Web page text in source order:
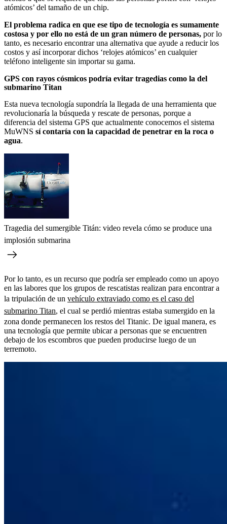
atómicos’ del tamaño de un chip.
El problema radica en que ese tipo de tecnología es sumamente
costosa y por ello no está de un gran número de personas, por lo
tanto, es necesario encontrar una alternativa que ayude a reducir los
costos y así incorporar dichos ‘relojes atómicos’ en cualquier
teléfono inteligente sin importar su gama.
GPS con rayos cósmicos podría evitar tragedias como la del
submarino Titan
Esta nueva tecnología supondría la llegada de una herramienta que
revolucionaría la búsqueda y rescate de personas, porque a
diferencia del sistema GPS que actualmente conocemos el sistema
MuWNS sí contaría con la capacidad de penetrar en la roca o
agua.
Tragedia del sumergible Titán: video revela cómo se produce una
implosión submarina
Por lo tanto, es un recurso que podría ser empleado como un apoyo
en las labores que los grupos de rescatistas realizan para encontrar a
la tripulación de un vehículo extraviado como es el caso del
submarino Titan, el cual se perdió mientras estaba sumergido en la
zona donde permanecen los restos del Titanic. De igual manera, es
una tecnología que permite ubicar a personas que se encuentren
debajo de los escombros que pueden producirse luego de un
terremoto.